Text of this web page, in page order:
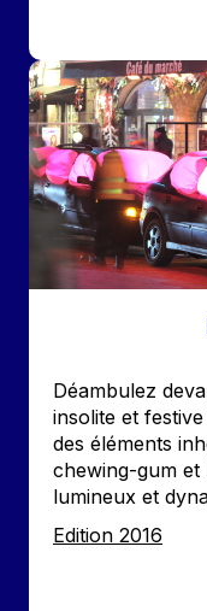
Image
Déambulez
insolite et
des éléments
chewing-gum et
lumineux et
Edition
Edition 2016